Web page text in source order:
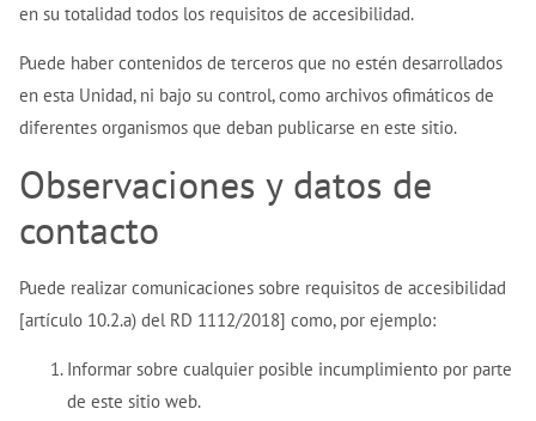
en su totalidad todos los requisitos de accesibilidad.
Puede haber contenidos de terceros que no estén desarrollados
en esta Unidad, ni bajo su control, como archivos ofimáticos de
diferentes organismos que deban publicarse en este sitio.
Observaciones y datos de
contacto
Puede realizar comunicaciones sobre requisitos de accesibilidad
[artículo 10.2.a) del RD 1112/2018] como, por ejemplo:
Informar sobre cualquier posible incumplimiento por parte
de este sitio web.